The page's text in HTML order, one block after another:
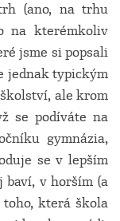
(ano, na trhu
na kterémkoliv
jsme si popsali
jednak typickým
ale krom
se podíváte na
gymnázia,
se v lepším
baví, v horším (a
která škola